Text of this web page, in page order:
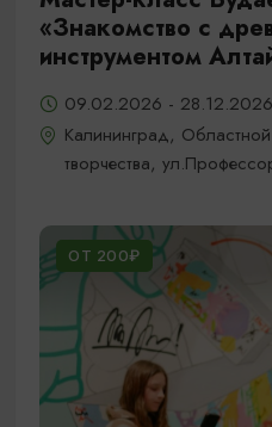
«Знакомство с
инструментом
09.02.2026 -
Калининград,
творчества,
ОТ 200₽